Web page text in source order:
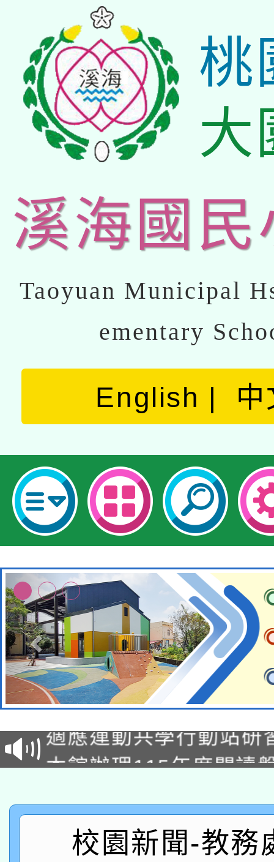
桃
大
溪海國民
Taoyuan Municipal
ementary
English 中
本校115學年度第2次
招甄選結果公告(無人
招)
適應運動共學行動站研
本館辦理115年度閱讀
礎課程
A3數位素養講師名單
「數位內容與教學軟
校園新聞-教務